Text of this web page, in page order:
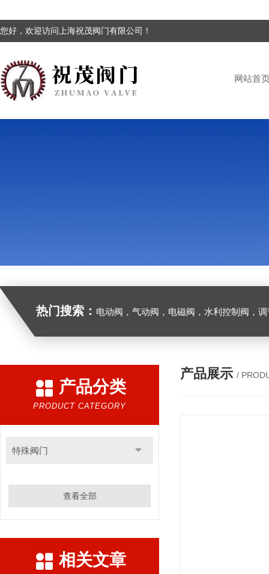
您好，欢迎访问上海祝茂阀门有限公司！
网站首
热门搜索： 电动阀，气动阀，电磁阀，水利控制阀，调节
产品分类
PRODUCT CATEGORY
特殊阀门
查看全部
相关文章
产品展示 /